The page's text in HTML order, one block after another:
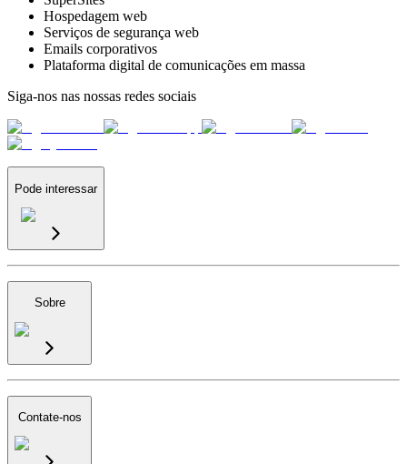
Hospedagem web
Serviços de segurança web
Emails corporativos
Plataforma digital de comunicações em massa
Siga-nos nas nossas redes sociais
Pode interessar
Sobre
Contate-nos